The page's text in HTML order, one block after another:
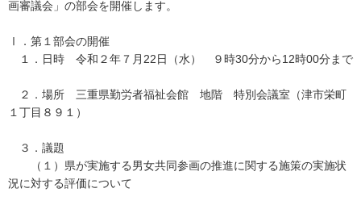
画審議会」の部会を開催します。
Ⅰ．第１部会の開催
１．日時 令和２年７月22日（水） ９時30分から12時00分まで
２．場所 三重県勤労者福祉会館 地階 特別会議室（津市栄町
１丁目８９１）
３．議題
（１）県が実施する男女共同参画の推進に関する施策の実施状
況に対する評価について